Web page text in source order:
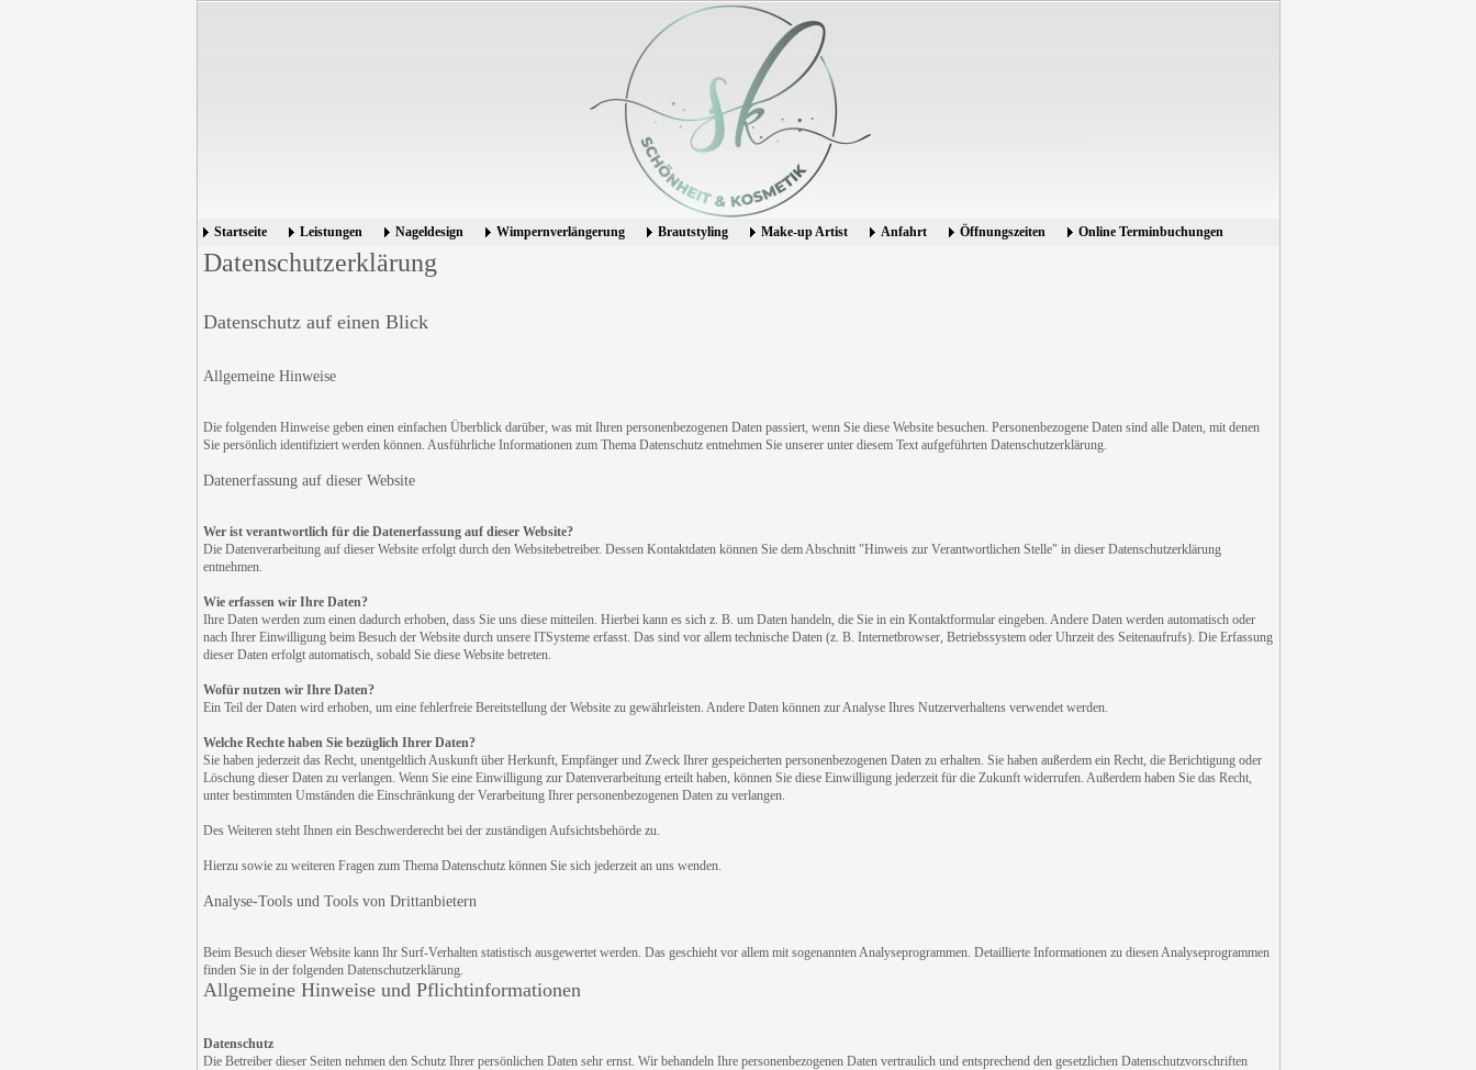
Startseite Leistungen Nageldesign Wimpernverlängerung Brautstyling Make-up Artist Anfahrt Öffnungszeiten Online Terminbuchungen
Datenschutzerklärung
Datenschutz auf einen Blick
Allgemeine Hinweise
Die folgenden Hinweise geben einen einfachen Überblick darüber, was mit Ihren personenbezogenen Daten passiert, wenn Sie diese Website besuchen. Personenbezogene Daten sind alle Daten, mit denen
Sie persönlich identifiziert werden können. Ausführliche Informationen zum Thema Datenschutz entnehmen Sie unserer unter diesem Text aufgeführten Datenschutzerklärung.
Datenerfassung auf dieser Website
Wer ist verantwortlich für die Datenerfassung auf dieser Website?
Die Datenverarbeitung auf dieser Website erfolgt durch den Websitebetreiber. Dessen Kontaktdaten können Sie dem Abschnitt "Hinweis zur Verantwortlichen Stelle" in dieser Datenschutzerklärung
entnehmen.
Wie erfassen wir Ihre Daten?
Ihre Daten werden zum einen dadurch erhoben, dass Sie uns diese mitteilen. Hierbei kann es sich z. B. um Daten handeln, die Sie in ein Kontaktformular eingeben. Andere Daten werden automatisch oder
nach Ihrer Einwilligung beim Besuch der Website durch unsere ITSysteme erfasst. Das sind vor allem technische Daten (z. B. Internetbrowser, Betriebssystem oder Uhrzeit des Seitenaufrufs). Die Erfassung
dieser Daten erfolgt automatisch, sobald Sie diese Website betreten.
Wofür nutzen wir Ihre Daten?
Ein Teil der Daten wird erhoben, um eine fehlerfreie Bereitstellung der Website zu gewährleisten. Andere Daten können zur Analyse Ihres Nutzerverhaltens verwendet werden.
Welche Rechte haben Sie bezüglich Ihrer Daten?
Sie haben jederzeit das Recht, unentgeltlich Auskunft über Herkunft, Empfänger und Zweck Ihrer gespeicherten personenbezogenen Daten zu erhalten. Sie haben außerdem ein Recht, die Berichtigung oder
Löschung dieser Daten zu verlangen. Wenn Sie eine Einwilligung zur Datenverarbeitung erteilt haben, können Sie diese Einwilligung jederzeit für die Zukunft widerrufen. Außerdem haben Sie das Recht,
unter bestimmten Umständen die Einschränkung der Verarbeitung Ihrer personenbezogenen Daten zu verlangen.
Des Weiteren steht Ihnen ein Beschwerderecht bei der zuständigen Aufsichtsbehörde zu.
Hierzu sowie zu weiteren Fragen zum Thema Datenschutz können Sie sich jederzeit an uns wenden.
Analyse-Tools und Tools von Drittanbietern
Beim Besuch dieser Website kann Ihr Surf-Verhalten statistisch ausgewertet werden. Das geschieht vor allem mit sogenannten Analyseprogrammen. Detaillierte Informationen zu diesen Analyseprogrammen
finden Sie in der folgenden Datenschutzerklärung.
Allgemeine Hinweise und Pflichtinformationen
Datenschutz
Die Betreiber dieser Seiten nehmen den Schutz Ihrer persönlichen Daten sehr ernst. Wir behandeln Ihre personenbezogenen Daten vertraulich und entsprechend den gesetzlichen Datenschutzvorschriften